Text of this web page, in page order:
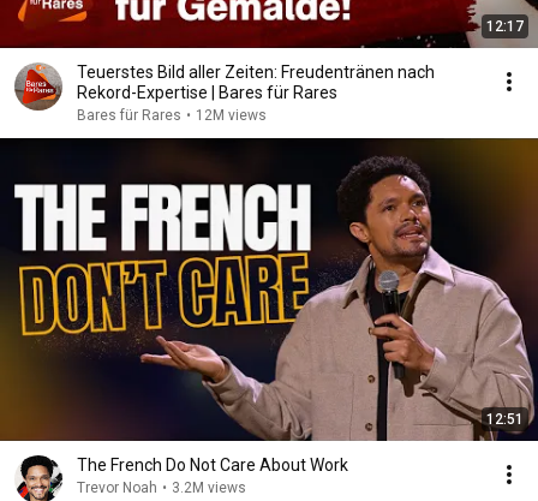
12:17
Teuerstes Bild aller Zeiten: Freudentränen nach
Rekord-Expertise | Bares für Rares
Bares für Rares • 12M views
12:51
The French Do Not Care About Work
Trevor Noah • 3.2M views